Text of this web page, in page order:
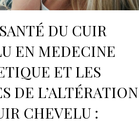
DU CUIR
EN MEDECINE
ET LES
DE L’ALTÉRATION
CHEVELU :